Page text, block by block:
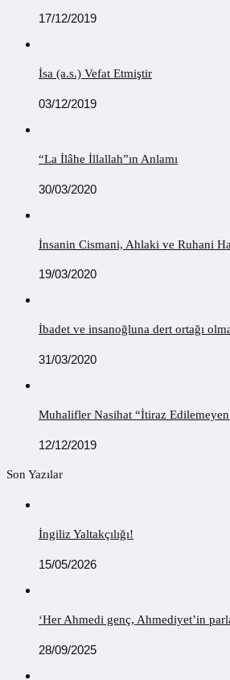
17/12/2019
İsa (a.s.) Vefat Etmiştir
03/12/2019
“La İlâhe İllallah”ın Anlamı
30/03/2020
İnsanin Cismani, Ahlaki ve Ruhani
19/03/2020
İbadet ve insanoğluna dert ortağı
31/03/2020
Muhalifler Nasihat “İtiraz
12/12/2019
Son Yazılar
İngiliz Yaltakçılığı!
15/05/2026
‘Her Ahmedi genç, Ahmediyet’in
28/09/2025